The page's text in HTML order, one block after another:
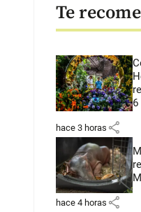
Te
hace 3 horas share
hace 4 horas share